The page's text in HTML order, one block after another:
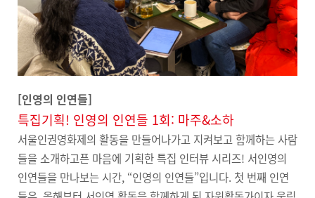
[인영의 인연들]
특집기획! 인영의 인연들 1회: 마주&소하
서울인권영화제의 활동을 만들어나가고 지켜보고 함께하는 사람
들을 소개하고픈 마음에 기획한 특집 인터뷰 시리즈! 서인영의
인연들을 만나보는 시간, “인영의 인연들”입니다. 첫 번째 인연